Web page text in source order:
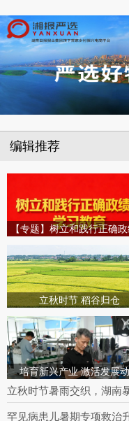
编辑推荐
立秋时节 稻谷归仓
培育新兴产业 激活发展
立秋时节暑雨交织，湖南
罕见病患儿暑期专项救治